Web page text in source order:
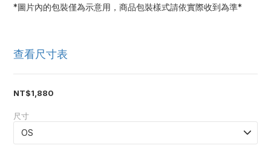
*圖片內的包裝僅為示意用，商品包裝樣式請依實際收到為準*
查看尺寸表
NT$1,880
尺寸